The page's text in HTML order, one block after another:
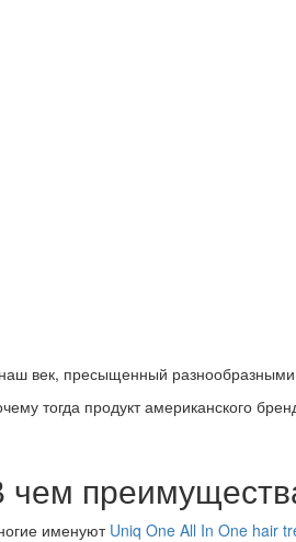
век, пресыщенный разнообразными
тогда продукт американского
чем
именуют Uniq One All In One hair